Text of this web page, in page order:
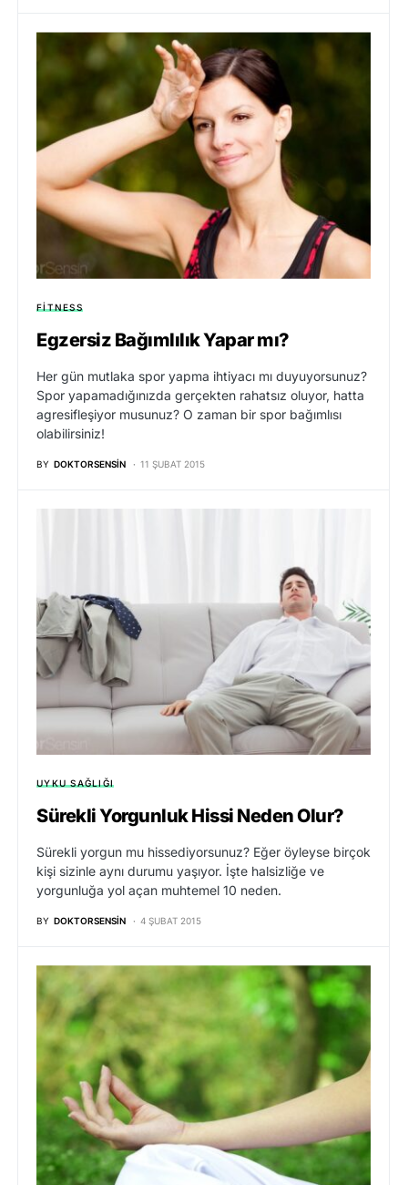
FITNESS
Egzersiz Bağımlılık Yapar mı?
Her gün mutlaka spor yapma ihtiyacı mı duyuyorsunuz?
Spor yapamadığınızda gerçekten rahatsız oluyor, hatta
agresifleşiyor musunuz? O zaman bir spor bağımlısı
olabilirsiniz!
BY DOKTORSENSIN 11 ŞUBAT 2015
UYKU SAĞLIĞI
Sürekli Yorgunluk Hissi Neden Olur?
Sürekli yorgun mu hissediyorsunuz? Eğer öyleyse birçok
kişi sizinle aynı durumu yaşıyor. İşte halsizliğe ve
yorgunluğa yol açan muhtemel 10 neden.
BY DOKTORSENSIN 4 ŞUBAT 2015